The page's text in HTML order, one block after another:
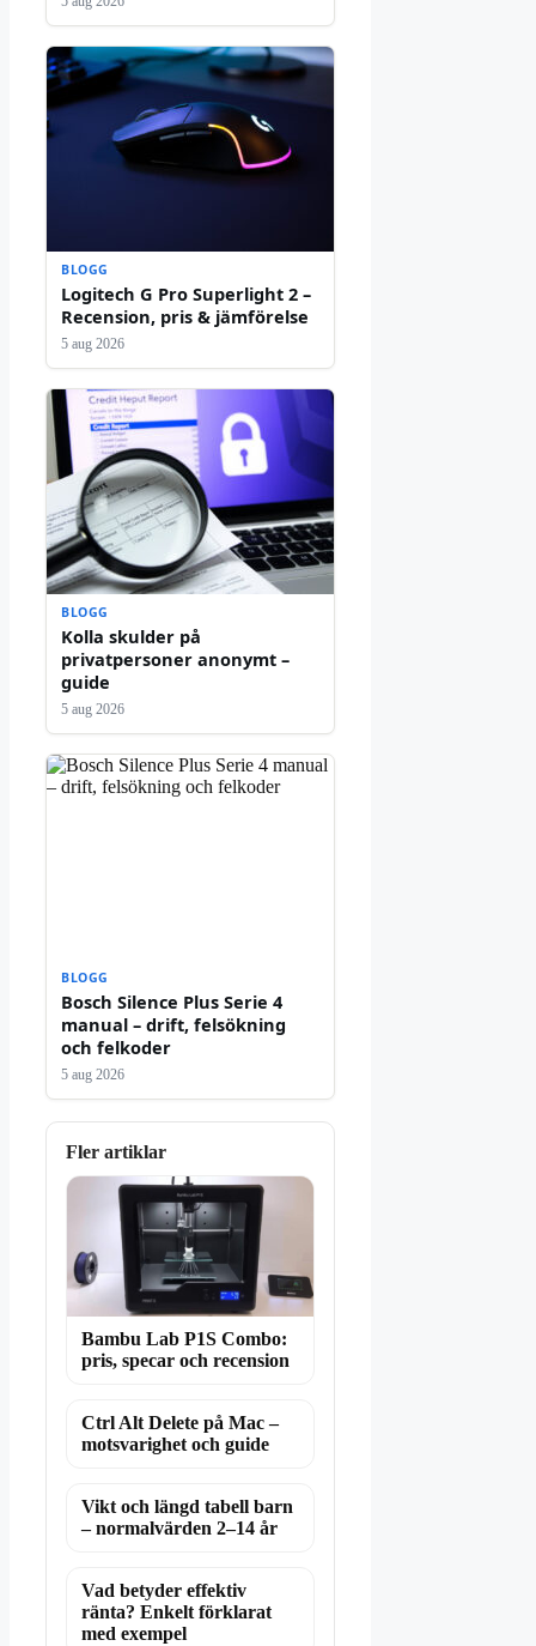
BLOGG
Logitech G Pro Superlight 2 –
Recension, pris & jämförelse
5 aug 2026
BLOGG
Kolla skulder på
privatpersoner anonymt –
guide
5 aug 2026
BLOGG
Bosch Silence Plus Serie 4
manual – drift, felsökning
och felkoder
5 aug 2026
Fler artiklar
Bambu Lab P1S Combo:
pris, specar och recension
Ctrl Alt Delete på Mac –
motsvarighet och guide
Vikt och längd tabell barn
– normalvärden 2–14 år
Vad betyder effektiv
ränta? Enkelt förklarat
med exempel